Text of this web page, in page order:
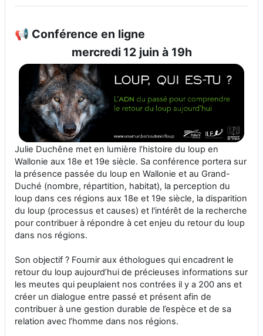
📢 Conférence en ligne
mercredi 12 juin à 19h
Julie Duchêne met en lumière l’histoire du loup en
Wallonie aux 18e et 19e siècle. Sa conférence portera sur
la présence passée du loup en Wallonie et au Grand-
Duché (nombre, répartition, habitat), la perception du
loup dans ces régions aux 18e et 19e siècle, la disparition
du loup (processus et causes) et l'intérêt de la recherche
pour contribuer à répondre à cet enjeu du retour du loup
dans nos régions.
Son objectif ? Fournir aux éthologues qui encadrent le
retour du loup aujourd’hui de précieuses informations sur
les meutes qui peuplaient nos contrées il y a 200 ans et
créer un dialogue entre passé et présent afin de
contribuer à une gestion durable de l’espèce et de sa
relation avec l’homme dans nos régions.